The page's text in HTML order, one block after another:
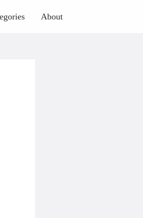
About